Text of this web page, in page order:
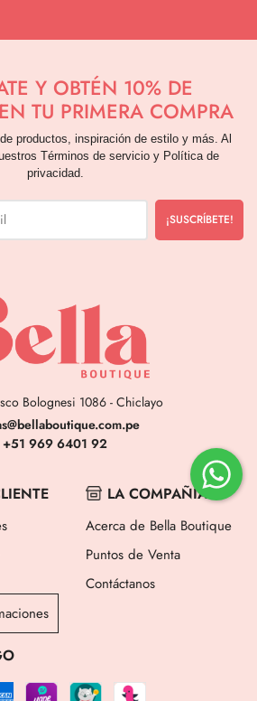
Y OBTÉN 10% DE
TU PRIMERA COMPRA
productos, inspiración de estilo y más. Al
Términos de servicio y Política de
privacidad.
Bolognesi 1086 - Chiclayo
+51 969 6401 92
LA COMPAÑÍA
Acerca de Bella Boutique
Puntos de Venta
Contáctanos